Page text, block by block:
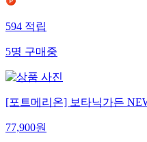
594 적립
5명 구매중
[포트메리온] 보타닉가든
77,900원